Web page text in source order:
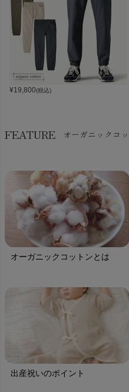
¥19,800(税込)
FEATURE オーガニックコ
オーガニックコットンとは
出産祝いのポイント